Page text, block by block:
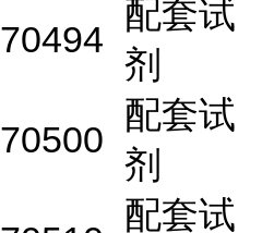
70494
配套试
剂
70500
配套试
剂
配套试